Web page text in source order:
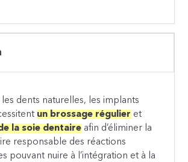
les dents naturelles, les implants
un brossage régulier et
la soie dentaire afin d’éliminer la
responsable des réactions
pouvant nuire à l’intégration et à la